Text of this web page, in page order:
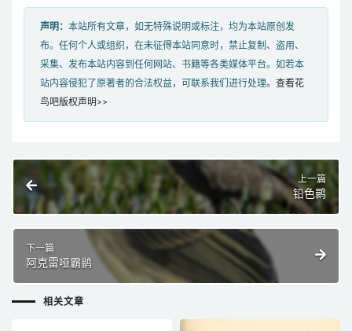
声明： 本站所有文章，如无特殊说明或标注，均为本站原创发
布。任何个人或组织，在未征得本站同意时，禁止复制、盗用、
采集、发布本站内容到任何网站、书籍等各类媒体平台。如若本
站内容侵犯了原著者的合法权益，可联系我们进行处理。 查看花
鸟吧版权声明>>
上一篇
铅色鹮
下一篇
阿克雷哑霸鹟
相关文章